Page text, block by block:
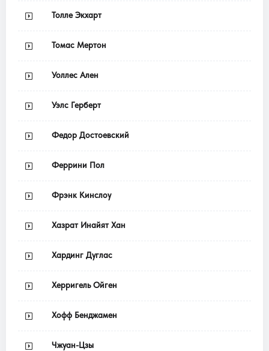
Толле Экхарт
Томас Мертон
Уоллес Ален
Уэлс Герберт
Федор Достоевский
Феррини Пол
Фрэнк Кинслоу
Хазрат Инайят Хан
Хардинг Дуглас
Херригель Ойген
Хофф Бенджамен
Чжуан-Цзы